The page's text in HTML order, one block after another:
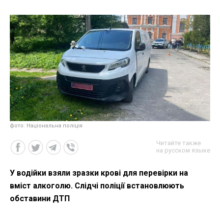
фото: Національна поліція
Читайте также
на русском языке
У водійки взяли зразки крові для перевірки на
вміст алкоголю. Слідчі поліції встановлюють
обставини ДТП